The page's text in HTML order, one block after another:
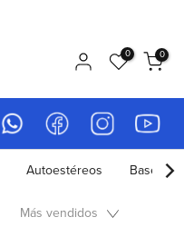
0 0
Autoestéreos Bases
Más vendidos